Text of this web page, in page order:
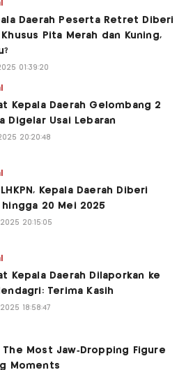
Daerah Peserta Retret Diberi
Khusus Pita Merah dan Kuning,
01:39:20
Kepala Daerah Gelombang 2
Digelar Usai Lebaran
20:20:48
Kepala Daerah Diberi
hingga 20 Mei 2025
20:15:05
Kepala Daerah Dilaporkan ke
Terima Kasih
18:58:47